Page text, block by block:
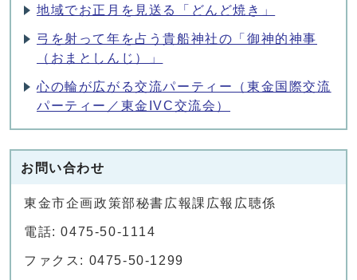
地域でお正月を見送る「どんど焼き」
弓を射って年を占う貴船神社の「御神的神事
（おまとしんじ）」
心の輪が広がる交流パーティー（東金国際交流
パーティー／東金IVC交流会）
お問い合わせ
東金市企画政策部秘書広報課広報広聴係
電話: 0475-50-1114
ファクス: 0475-50-1299